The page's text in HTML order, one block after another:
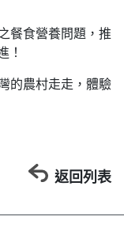
餐食營養問題，推
！
的農村走走，體驗
返回列表